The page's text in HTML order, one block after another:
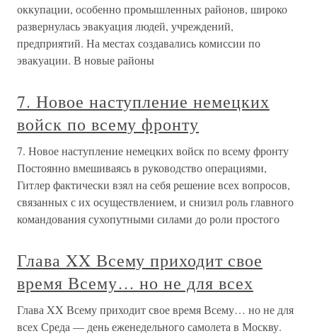
оккупации, особенно промышленных районов, широко
развернулась эвакуация людей, учреждений,
предприятий. На местах создавались комиссии по
эвакуации. В новые районы
7. Новое наступление немецких
войск по всему фронту
7. Новое наступление немецких войск по всему фронту
Постоянно вмешиваясь в руководство операциями,
Гитлер фактически взял на себя решение всех вопросов,
связанных с их осуществлением, и снизил роль главного
командования сухопутными силами до роли простого
Глава XX Всему приходит свое
время Всему… но не для всех
Глава XX Всему приходит свое время Всему… но не для
всех Среда — день еженедельного самолета в Москву.